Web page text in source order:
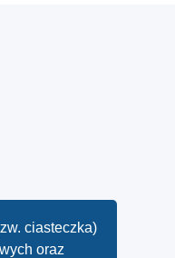
ciasteczka)
oraz